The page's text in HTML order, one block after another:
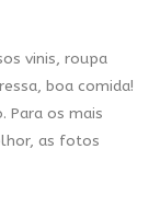
vinis, roupa
boa comida!
Para os mais
as fotos